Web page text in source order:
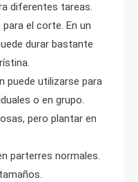
diferentes tareas.
el corte. En un
durar bastante
puede utilizarse para
o en grupo.
pero plantar en
parterres normales.